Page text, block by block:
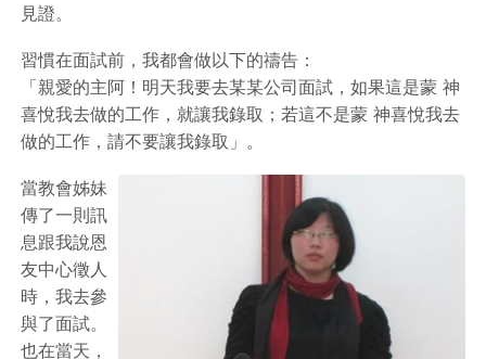
見證。
習慣在面試前，我都會做以下的禱告：
「親愛的主阿！明天我要去某某公司面試，如果這是蒙 神
喜悅我去做的工作，就讓我錄取；若這不是蒙 神喜悅我去
做的工作，請不要讓我錄取」。
當教會姊妹
傳了一則訊
息跟我說恩
友中心徵人
時，我去參
與了面試。
也在當天，